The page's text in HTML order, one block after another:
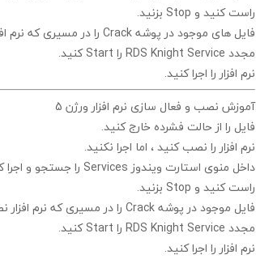
راست کنید و Stop بزنید.
فایل های موجود در پوشهCrack را در مسیری که
مجدد RDS Knight Service را Start کنید.
نرم افزار را اجرا کنید.
آموزش نصب و فعال سازی نرم افزار ورژن 5
فایل را از حالت فشرده خارج کنید.
نرم افزار را نصب کنید ، اما اجرا نکنید.
داخل منوی استارت ویندوز Services را جستجو و اجرا
راست کنید و Stop بزنید.
فایل موجود در پوشهCrack را در مسیری که نرم
مجدد RDS Knight Service را Start کنید.
نرم افزار را اجرا کنید.